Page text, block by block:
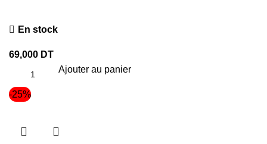
En stock
69,000 DT
Ajouter au panier
-25%